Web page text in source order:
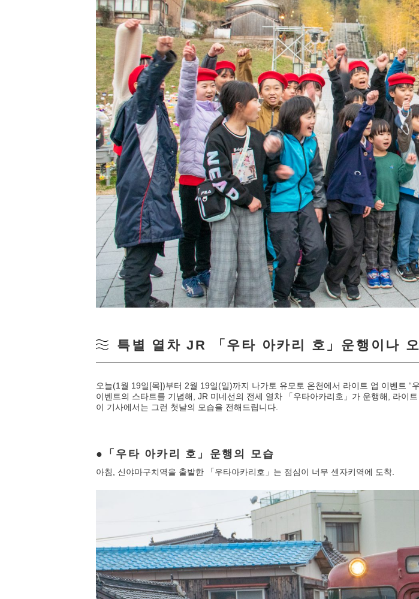
특별 열차 JR 「우타 아카리 호」운행이나
오늘(1월 19일[목])부터 2월 19일(일)까지 나가토 유모토 온천에서 라이트 업 이벤트 “
이벤트의 스타트를 기념해, JR 미네선의 전세 열차 「우타아카리호」가 운행해, 라이
이 기사에서는 그런 첫날의 모습을 전해드립니다.
「우타 아카리 호」운행의 모습
아침, 신야마구치역을 출발한 「우타아카리호」는 점심이 너무 센자키역에 도착.